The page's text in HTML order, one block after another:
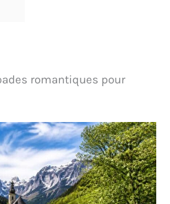
romantiques pour